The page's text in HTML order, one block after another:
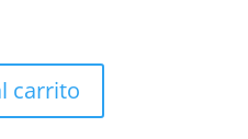
carrito